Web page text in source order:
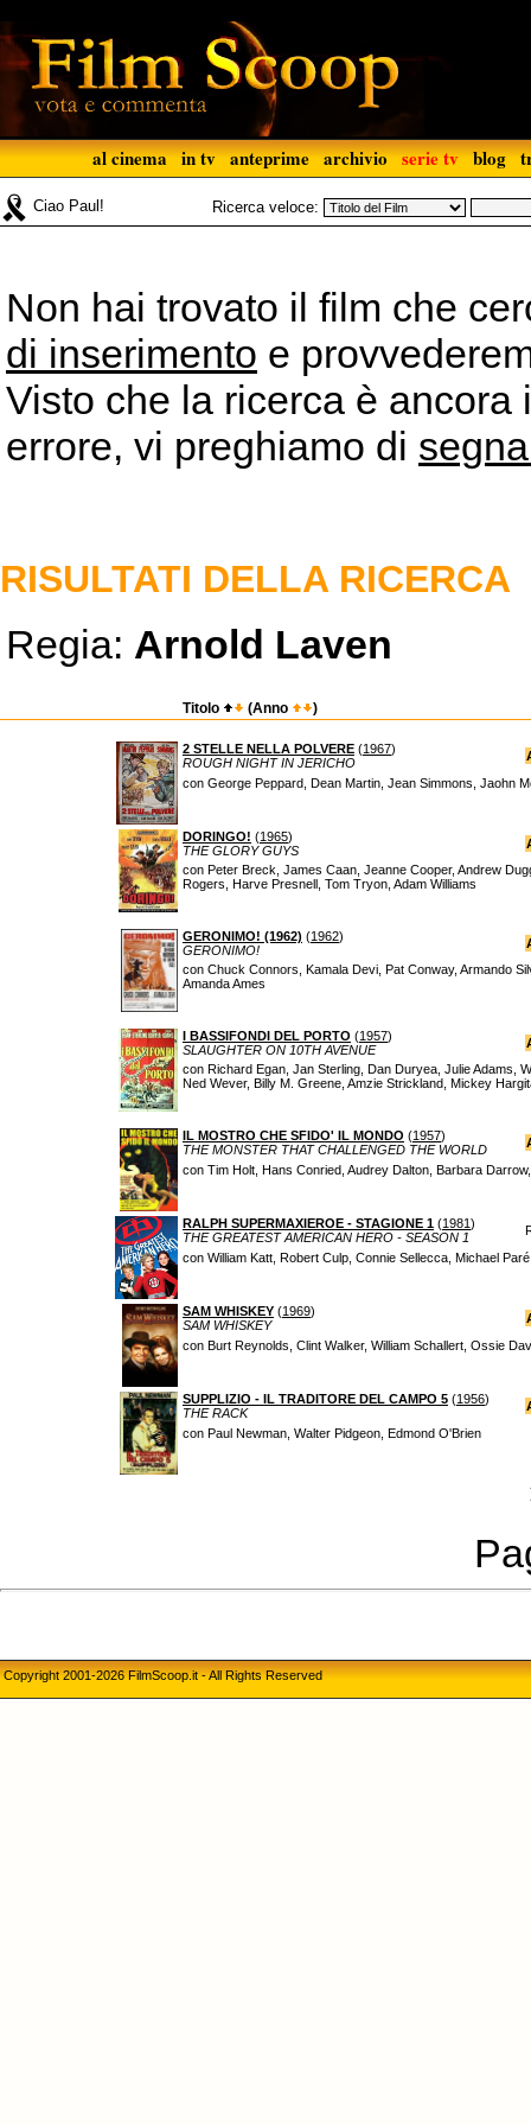
al cinema in tv anteprime archivio serie tv blog
Ciao Paul! Ricerca veloce:
Non hai trovato il film che
di inserimento e
Visto che la ricerca è
errore, vi preghiamo di
RISULTATI DELLA RICERCA
Regia: Arnold Laven
Titolo (Anno )
2 STELLE NELLA POLVERE (1967)
ROUGH NIGHT IN JERICHO
con George Peppard, Dean Martin, Jean Simmons, Jaohn
DORINGO! (1965)
THE GLORY GUYS
con Peter Breck, James Caan, Jeanne Cooper, Andrew
Rogers, Harve Presnell, Tom Tryon, Adam Williams
GERONIMO! (1962) (1962)
GERONIMO!
con Chuck Connors, Kamala Devi, Pat Conway, Armando
Amanda Ames
I BASSIFONDI DEL PORTO (1957)
SLAUGHTER ON 10TH AVENUE
con Richard Egan, Jan Sterling, Dan Duryea, Julie Adams,
Ned Wever, Billy M. Greene, Amzie Strickland, Mickey
IL MOSTRO CHE SFIDO' IL MONDO (1957)
THE MONSTER THAT CHALLENGED THE WORLD
con Tim Holt, Hans Conried, Audrey Dalton, Barbara
RALPH SUPERMAXIEROE - STAGIONE 1 (1981)
THE GREATEST AMERICAN HERO - SEASON 1
con William Katt, Robert Culp, Connie Sellecca, Michael
SAM WHISKEY (1969)
SAM WHISKEY
con Burt Reynolds, Clint Walker, William Schallert, Ossie
SUPPLIZIO - IL TRADITORE DEL CAMPO 5 (1956)
THE RACK
con Paul Newman, Walter Pidgeon, Edmond O'Brien
Copyright 2001-2026 FilmScoop.it - All Rights Reserved